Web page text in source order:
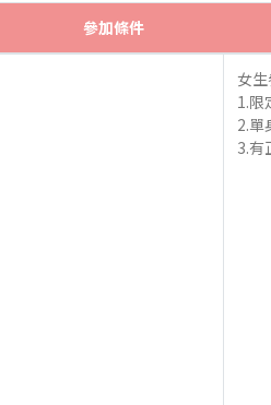
參加條件
女
1.限
2.單
3.有